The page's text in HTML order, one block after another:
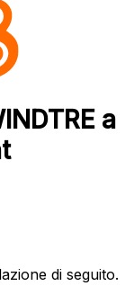
a
di seguito.